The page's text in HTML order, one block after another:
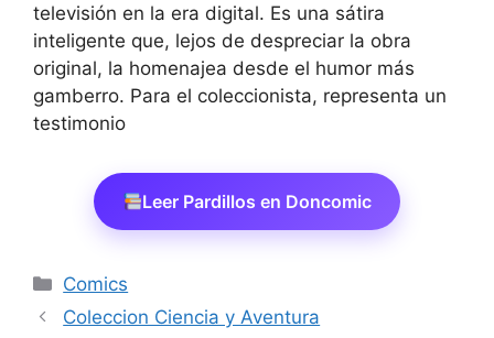
televisión en la era digital. Es una sátira
inteligente que, lejos de despreciar la obra
original, la homenajea desde el humor más
gamberro. Para el coleccionista, representa un
testimonio
Leer Pardillos en Doncomic
Categorías
Comics
Coleccion Ciencia y Aventura